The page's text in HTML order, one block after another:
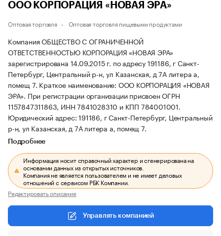
ООО КОРПОРАЦИЯ «НОВАЯ ЭРА»
Оптовая торговля Оптовая торговля пищевыми продуктами
Компания ОБЩЕСТВО С ОГРАНИЧЕННОЙ
ОТВЕТСТВЕННОСТЬЮ КОРПОРАЦИЯ «НОВАЯ ЭРА»
зарегистрирована 14.09.2015 г. по адресу 191186, г Санкт-
Петербург, Центральный р-н, ул Казанская, д 7А литера а,
помещ 7. Краткое наименование: ООО КОРПОРАЦИЯ «НОВАЯ
ЭРА». При регистрации организации присвоен ОГРН
1157847311863, ИНН 7841028310 и КПП 784001001.
Юридический адрес: 191186, г Санкт-Петербург, Центральный
р-н, ул Казанская, д 7А литера а, помещ 7.
Подробнее
Информация носит справочный характер и сгенерирована на
основании данных из открытых источников.
Компания не является пользователем и не имеет деловых
отношений с сервисом РБК Компании.
Редактировать описание
Управлять компанией